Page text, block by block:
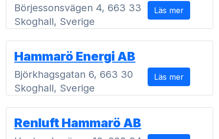
Börjessonsvägen 4, 663 33
Skoghall, Sverige
Läs mer
Hammarö Energi AB
Björkhagsgatan 6, 663 30
Skoghall, Sverige
Läs mer
Renluft Hammarö AB